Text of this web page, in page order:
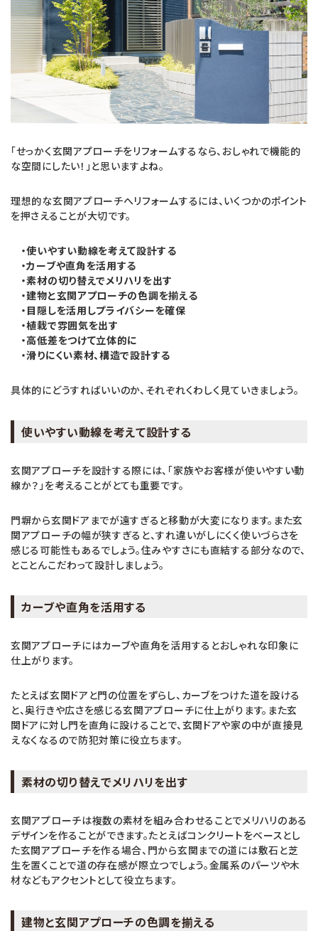
「せっかく玄関アプローチをリフォームするなら、おしゃれで機能的
な空間にしたい！」と思いますよね。
理想的な玄関アプローチへリフォームするには、いくつかのポイント
を押さえることが大切です。
・使いやすい動線を考えて設計する
・カーブや直角を活用する
・素材の切り替えでメリハリを出す
・建物と玄関アプローチの色調を揃える
・目隠しを活用しプライバシーを確保
・植栽で雰囲気を出す
・高低差をつけて立体的に
・滑りにくい素材、構造で設計する
具体的にどうすればいいのか、それぞれくわしく見ていきましょう。
使いやすい動線を考えて設計する
玄関アプローチを設計する際には、「家族やお客様が使いやすい動
線か？」を考えることがとても重要です。
門塀から玄関ドアまでが遠すぎると移動が大変になります。また玄
関アプローチの幅が狭すぎると、すれ違いがしにくく使いづらさを
感じる可能性もあるでしょう。住みやすさにも直結する部分なので、
とことんこだわって設計しましょう。
カーブや直角を活用する
玄関アプローチにはカーブや直角を活用するとおしゃれな印象に
仕上がります。
たとえば玄関ドアと門の位置をずらし、カーブをつけた道を設ける
と、奥行きや広さを感じる玄関アプローチに仕上がります。また玄
関ドアに対し門を直角に設けることで、玄関ドアや家の中が直接見
えなくなるので防犯対策に役立ちます。
素材の切り替えでメリハリを出す
玄関アプローチは複数の素材を組み合わせることでメリハリのある
デザインを作ることができます。たとえばコンクリートをベースとし
た玄関アプローチを作る場合、門から玄関までの道には敷石と芝
生を置くことで道の存在感が際立つでしょう。金属系のパーツや木
材などもアクセントとして役立ちます。
建物と玄関アプローチの色調を揃える